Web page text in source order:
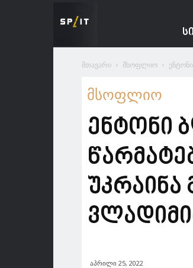
მთავარი მსოფლიო
მსოფლიო
ენტონი
უკრაინა
აპრილი 25, 2022